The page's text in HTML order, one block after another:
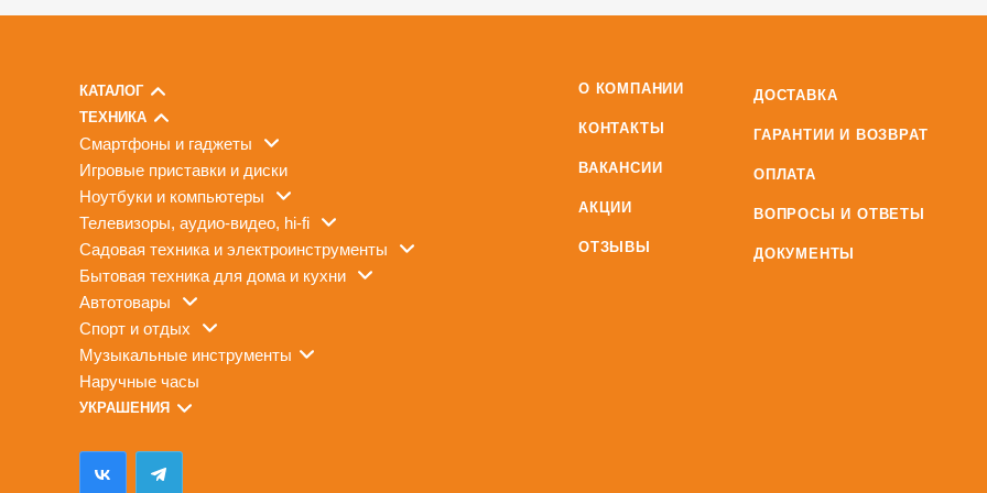
КАТАЛОГ
ТЕХНИКА
смартфоны и гаджеты
игровые приставки и диски
ноутбуки и компьютеры
телевизоры, аудио-видео, hi-fi
садовая техника и электроинструменты
бытовая техника для дома и кухни
автотовары
спорт и отдых
музыкальные инструменты
наручные часы
УКРАШЕНИЯ
О КОМПАНИИ
КОНТАКТЫ
ВАКАНСИИ
АКЦИИ
ОТЗЫВЫ
ДОСТАВКА
ГАРАНТИИ И ВОЗВРАТ
ОПЛАТА
ВОПРОСЫ И ОТВЕТЫ
ДОКУМЕНТЫ